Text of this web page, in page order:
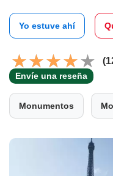
Yo estuve ahí
Envíe una reseña
Monumentos